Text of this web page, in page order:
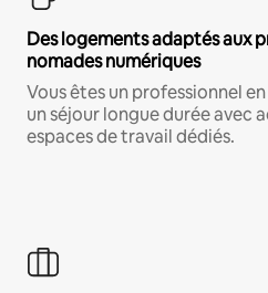
Des logements adaptés aux
nomades numériques
Vous êtes un professionnel
un séjour longue durée avec
espaces de travail dédiés.